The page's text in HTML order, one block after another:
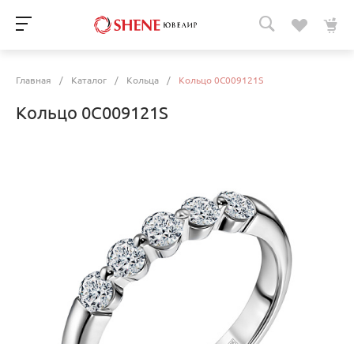
Главная / Каталог / Кольца / Кольцо 0C009121S
Кольцо 0C009121S